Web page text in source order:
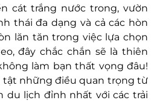
cát trắng nước trong, vườn
thái đa dạng và cả các hòn
lăn tăn trong việc lựa chọn
đây chắc chắn sẽ là thiên
làm bạn thất vọng đâu!
tật những điều quan trọng từ
du lịch đỉnh nhất với các trải